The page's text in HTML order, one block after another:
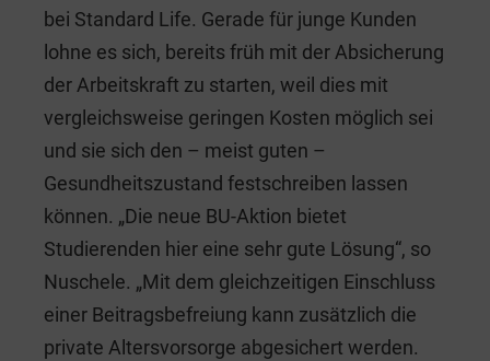
bei Standard Life. Gerade für junge Kunden
lohne es sich, bereits früh mit der Absicherung
der Arbeitskraft zu starten, weil dies mit
vergleichsweise geringen Kosten möglich sei
und sie sich den – meist guten –
Gesundheitszustand festschreiben lassen
können. „Die neue BU-Aktion bietet
Studierenden hier eine sehr gute Lösung“, so
Nuschele. „Mit dem gleichzeitigen Einschluss
einer Beitragsbefreiung kann zusätzlich die
private Altersvorsorge abgesichert werden.